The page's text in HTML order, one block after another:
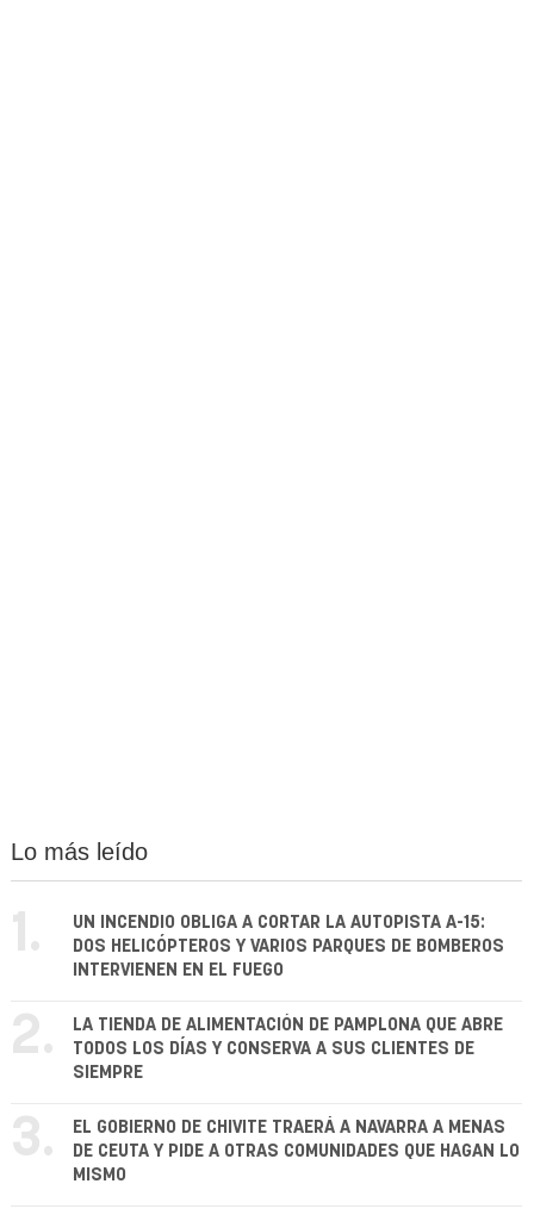
Lo más leído
1.
UN INCENDIO OBLIGA A CORTAR LA AUTOPISTA A-15:
DOS HELICÓPTEROS Y VARIOS PARQUES DE BOMBEROS
INTERVIENEN EN EL FUEGO
2.
LA TIENDA DE ALIMENTACIÓN DE PAMPLONA QUE ABRE
TODOS LOS DÍAS Y CONSERVA A SUS CLIENTES DE
SIEMPRE
3.
EL GOBIERNO DE CHIVITE TRAERÁ A NAVARRA A MENAS
DE CEUTA Y PIDE A OTRAS COMUNIDADES QUE HAGAN LO
MISMO